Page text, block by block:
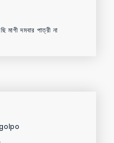
মাগী দমবার পাত্রী না